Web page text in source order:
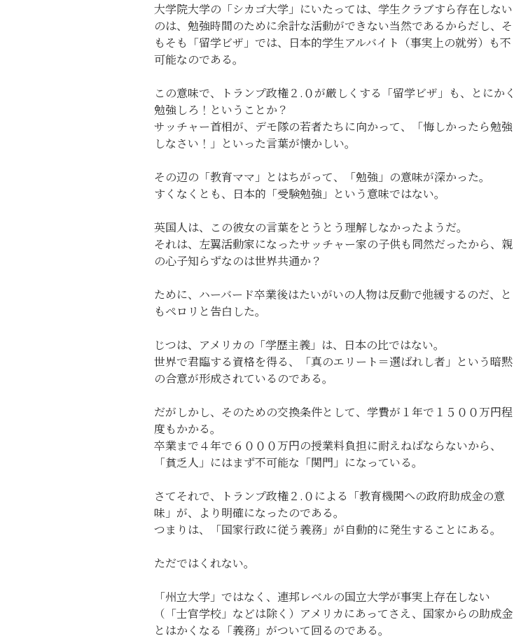
大学院大学の「シカゴ大学」にいたっては、学生クラブすら存在しない
のは、勉強時間のために余計な活動ができない当然であるからだし、そ
もそも「留学ビザ」では、日本的学生アルバイト（事実上の就労）も不
可能なのである。
この意味で、トランプ政権２.０が厳しくする「留学ビザ」も、とにかく
勉強しろ！ということか？
サッチャー首相が、デモ隊の若者たちに向かって、「悔しかったら勉強
しなさい！」といった言葉が懐かしい。
その辺の「教育ママ」とはちがって、「勉強」の意味が深かった。
すくなくとも、日本的「受験勉強」という意味ではない。
英国人は、この彼女の言葉をとうとう理解しなかったようだ。
それは、左翼活動家になったサッチャー家の子供も同然だったから、親
の心子知らずなのは世界共通か？
ために、ハーバード卒業後はたいがいの人物は反動で弛緩するのだ、と
もペロリと告白した。
じつは、アメリカの「学歴主義」は、日本の比ではない。
世界で君臨する資格を得る、「真のエリート＝選ばれし者」という暗黙
の合意が形成されているのである。
だがしかし、そのための交換条件として、学費が１年で１５００万円程
度もかかる。
卒業まで４年で６０００万円の授業料負担に耐えねばならないから、
「貧乏人」にはまず不可能な「関門」になっている。
さてそれで、トランプ政権２.０による「教育機関への政府助成金の意
味」が、より明確になったのである。
つまりは、「国家行政に従う義務」が自動的に発生することにある。
ただではくれない。
「州立大学」ではなく、連邦レベルの国立大学が事実上存在しない
（「士官学校」などは除く）アメリカにあってさえ、国家からの助成金
とはかくなる「義務」がついて回るのである。